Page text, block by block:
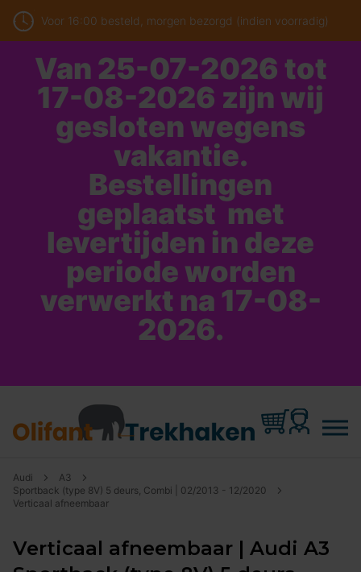
Voor 16:00 besteld, morgen bezorgd (indien voorradig)
Van 25-07-2026 tot
17-08-2026 zijn wij
gesloten wegens
vakantie.
Bestellingen
geplaatst met
levertijden in deze
periode worden
verwerkt na 17-08-
2026.
Audi
A3
Sportback (type 8V) 5 deurs, Combi | 02/2013 - 12/2020
Verticaal afneembaar
Verticaal afneembaar | Audi A3